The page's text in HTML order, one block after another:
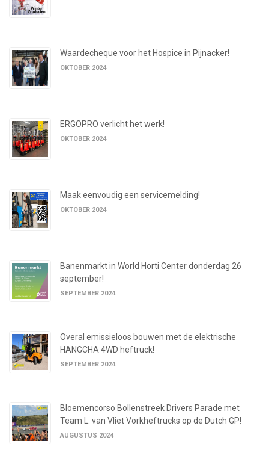
Waardecheque voor het Hospice in Pijnacker!
OKTOBER 2024
ERGOPRO verlicht het werk!
OKTOBER 2024
Maak eenvoudig een servicemelding!
OKTOBER 2024
Banenmarkt in World Horti Center donderdag 26
september!
SEPTEMBER 2024
Overal emissieloos bouwen met de elektrische
HANGCHA 4WD heftruck!
SEPTEMBER 2024
Bloemencorso Bollenstreek Drivers Parade met
Team L. van Vliet Vorkheftrucks op de Dutch GP!
AUGUSTUS 2024